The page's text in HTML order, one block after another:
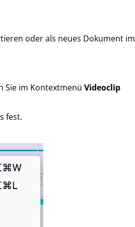
oder als neues Dokument im
Sie im KontextmenüVideoclip
fest.